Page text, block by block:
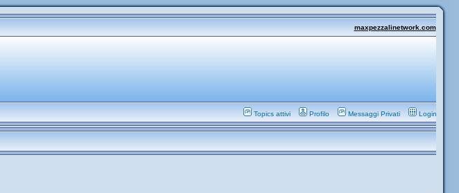
maxpezzalinetwork.com
Topics attivi Profilo Messaggi Privati Login